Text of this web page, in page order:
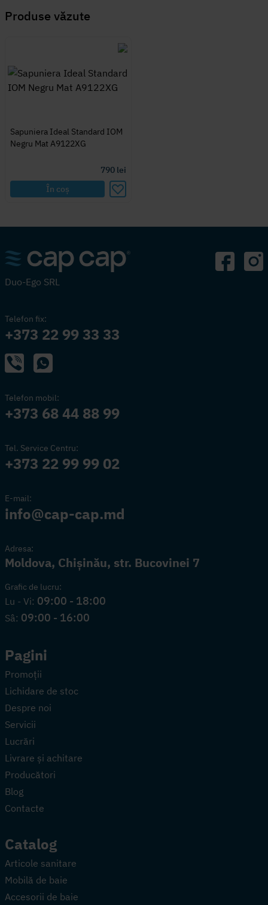
Produse văzute
Sapuniera Ideal Standard IOM
Negru Mat A9122XG
790 lei
În coș
Duo-Ego SRL
Telefon fix:
+373 22 99 33 33
Telefon mobil:
+373 68 44 88 99
Tel. Service Centru:
+373 22 99 99 02
E-mail:
info@cap-cap.md
Adresa:
Moldova, Chișinău, str. Bucovinei 7
Grafic de lucru:
Lu - Vi: 09:00 - 18:00
Sâ: 09:00 - 16:00
Pagini
Promoții
Lichidare de stoc
Despre noi
Servicii
Lucrări
Livrare și achitare
Producători
Blog
Contacte
Catalog
Articole sanitare
Mobilă de baie
Accesorii de baie